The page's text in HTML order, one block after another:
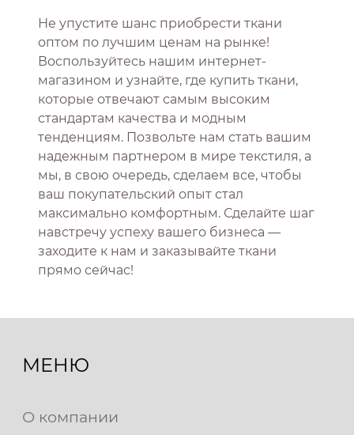
Не упустите шанс приобрести ткани
оптом по лучшим ценам на рынке!
Воспользуйтесь нашим интернет-
магазином и узнайте, где купить ткани,
которые отвечают самым высоким
стандартам качества и модным
тенденциям. Позвольте нам стать вашим
надежным партнером в мире текстиля, а
мы, в свою очередь, сделаем все, чтобы
ваш покупательский опыт стал
максимально комфортным. Сделайте шаг
навстречу успеху вашего бизнеса —
заходите к нам и заказывайте ткани
прямо сейчас!
МЕНЮ
О компании